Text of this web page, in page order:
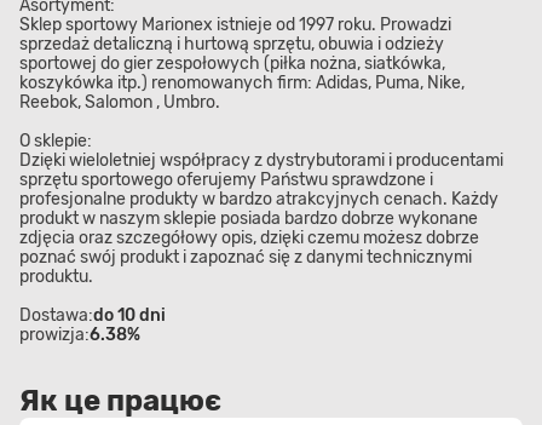
Asortyment:
Sklep sportowy Marionex istnieje od 1997 roku. Prowadzi
sprzedaż detaliczną i hurtową sprzętu, obuwia i odzieży
sportowej do gier zespołowych (piłka nożna, siatkówka,
koszykówka itp.) renomowanych firm: Adidas, Puma, Nike,
Reebok, Salomon , Umbro.
O sklepie:
Dzięki wieloletniej współpracy z dystrybutorami i producentami
sprzętu sportowego oferujemy Państwu sprawdzone i
profesjonalne produkty w bardzo atrakcyjnych cenach. Każdy
produkt w naszym sklepie posiada bardzo dobrze wykonane
zdjęcia oraz szczegółowy opis, dzięki czemu możesz dobrze
poznać swój produkt i zapoznać się z danymi technicznymi
produktu.
Dostawa:do 10 dni
prowizja:6.38%
Як це працює